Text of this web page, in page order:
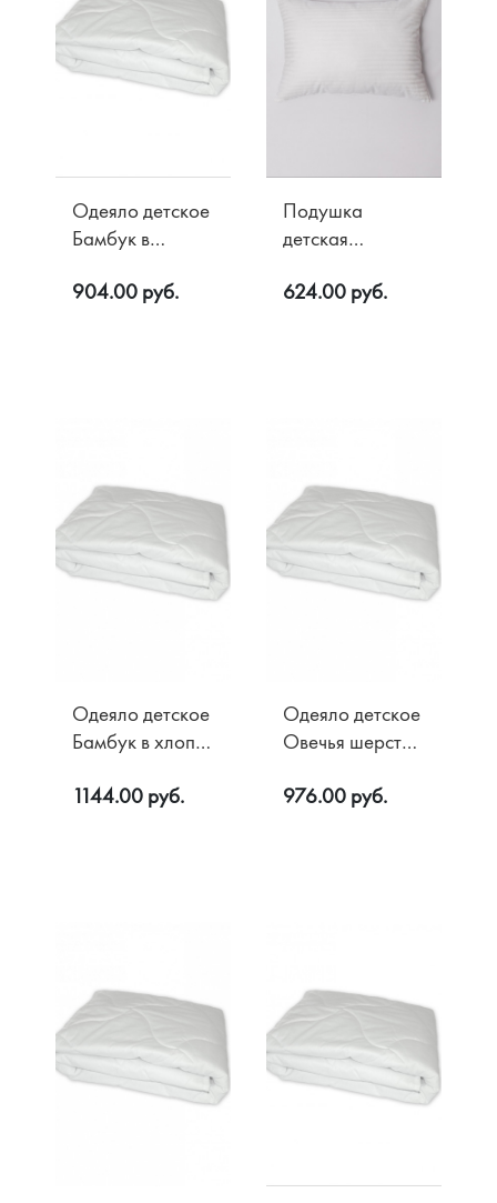
О компании
Доставка
Контакты
Одеяло детское
Бамбук в
300 гр/м2
904.00 руб.
Подушка
детская
Жаккарде
624.00 руб.
Одеяло детское
Бамбук в хлопке
110х140
1144.00 руб.
Одеяло детское
Овечья шерсть в
200 гр/м2
976.00 руб.